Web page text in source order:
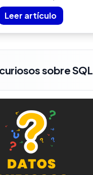
Leer artículo
sobre SQL